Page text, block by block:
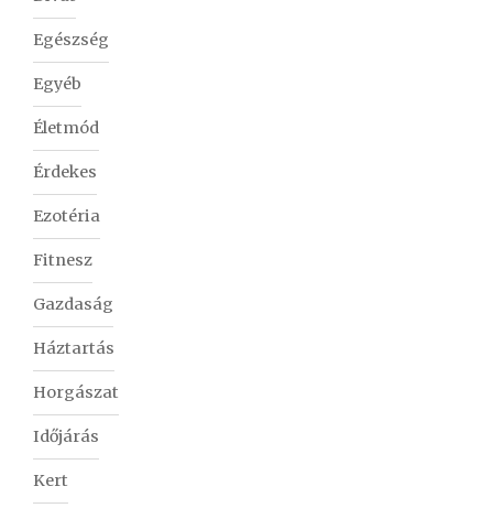
Egészség
Egyéb
Életmód
Érdekes
Ezotéria
Fitnesz
Gazdaság
Háztartás
Horgászat
Időjárás
Kert